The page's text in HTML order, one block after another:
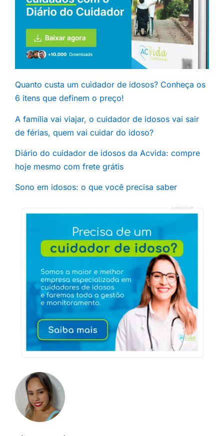
Quanto custa um cuidador de idosos? Conheça os
6 itens que definem o preço!
A família vai viajar, o cuidador de idosos vai sair
de férias, quem vai cuidar do idoso?
Diário do cuidador de idosos da Acvida: compre
hoje mesmo com frete grátis
Sono em idosos: o que você precisa saber